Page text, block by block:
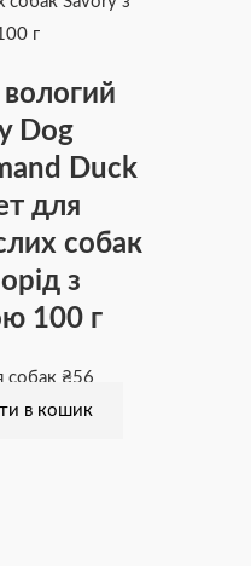
Dog
Duck
для
собак
з
100 г
собак₴56
в кошик